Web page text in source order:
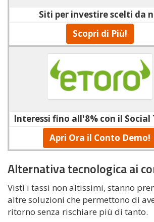
Siti per investire scelti da
Scopri di Più!
Interessi fino all'8% con il Social
Apri Ora il Conto Demo!
Alternativa tecnologica ai
Visti i tassi non altissimi, stanno
altre soluzioni che permettono di
ritorno senza rischiare più di tanto.